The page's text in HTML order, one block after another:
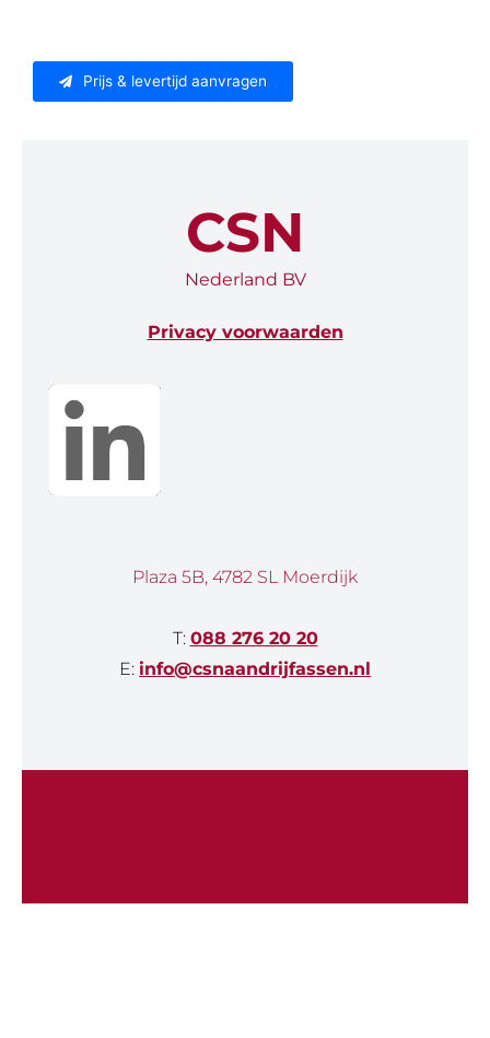
Prijs & levertijd aanvragen
CSN
Nederland BV
Privacy voorwaarden
Plaza 5B, 4782 SL Moerdijk
T: 088 276 20 20
E: info@csnaandrijfassen.nl